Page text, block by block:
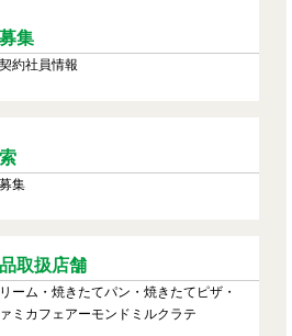
集
約社員情報
集
取扱店舗
ーム・焼きたてパン・焼きたてピザ・
ミカフェアーモンドミルクラテ